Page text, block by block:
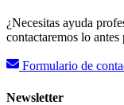
¿Necesitas ayuda
contactaremos lo antes
Formulario de
Newsletter